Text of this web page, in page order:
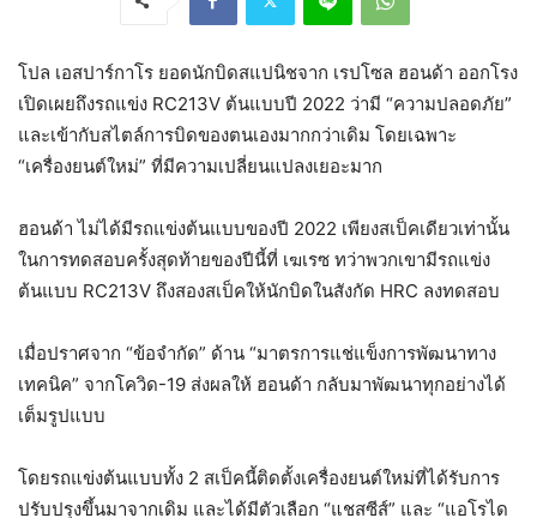
โปล เอสปาร์กาโร ยอดนักบิดสแปนิชจาก เรปโซล ฮอนด้า ออกโรง
เปิดเผยถึงรถแข่ง RC213V ต้นแบบปี 2022 ว่ามี “ความปลอดภัย”
และเข้ากับสไตล์การบิดของตนเองมากกว่าเดิม โดยเฉพาะ
“เครื่องยนต์ใหม่” ที่มีความเปลี่ยนแปลงเยอะมาก
ฮอนด้า ไม่ได้มีรถแข่งต้นแบบของปี 2022 เพียงสเป็คเดียวเท่านั้น
ในการทดสอบครั้งสุดท้ายของปีนี้ที่ เฆเรซ ทว่าพวกเขามีรถแข่ง
ต้นแบบ RC213V ถึงสองสเป็คให้นักบิดในสังกัด HRC ลงทดสอบ
เมื่อปราศจาก “ข้อจำกัด” ด้าน “มาตรการแช่แข็งการพัฒนาทาง
เทคนิค” จากโควิด-19 ส่งผลให้ ฮอนด้า กลับมาพัฒนาทุกอย่างได้
เต็มรูปแบบ
โดยรถแข่งต้นแบบทั้ง 2 สเป็คนี้ติดตั้งเครื่องยนต์ใหม่ที่ได้รับการ
ปรับปรุงขึ้นมาจากเดิม และได้มีตัวเลือก “แชสซีส์” และ “แอโรได